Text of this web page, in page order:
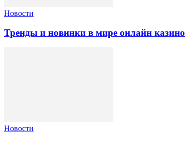
Новости
Тренды и новинки в мире онлайн казино
Новости